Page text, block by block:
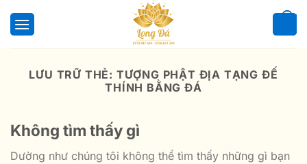
qua
LƯU TRỮ THẺ: TƯỢNG PHẬT ĐỊA TẠNG ĐẾ
THÍNH BẰNG ĐÁ
Không tìm thấy gì
Dường như chúng tôi không thể tìm thấy những gì bạn